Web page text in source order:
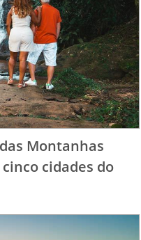
Montanhas
cidades do